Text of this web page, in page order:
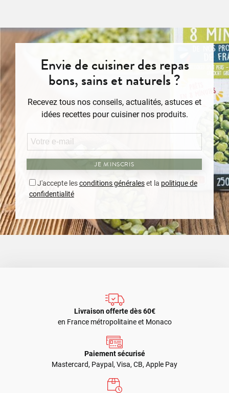
Envie de cuisiner des repas
bons, sains et naturels ?
Recevez tous nos conseils, actualités, astuces et
idées recettes pour cuisiner nos produits.
J'accepte lesconditions généraleset la politique de
confidentialité
JE M'INSCRIS
Livraison offerte dès 60€
en France métropolitaine et Monaco
Paiement sécurisé
Mastercard, Paypal, Visa, CB, Apple Pay